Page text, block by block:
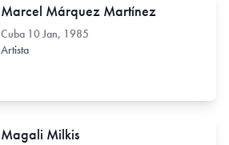
Marcel Márquez Martínez
Cuba 10 Jan, 1985
Artista
Magali Milkis